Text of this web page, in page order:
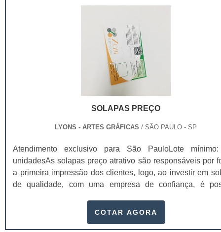
rótulos são utilizados em diversos produtos. Entre os
O material utilizado para a fabricação dos rótulos é
muito variado, uma vez que os produtos podem exigir
características, como as embalagens que molham. Para
rótulos que desempenhem seus benefícios da melhor
essencial contar com uma empresa especializada,
aparência e para chamar a atenção dos compradores.
SOLAPAS PREÇO
LYONS - ARTES GRÁFICAS / SÃO PAULO - SP
Atendimento exclusivo para São PauloLote
unidadesAs solapas preço atrativo são responsáveis por
a primeira impressão dos clientes, logo, ao investir em
de qualidade, com uma empresa de confiança, é
valores da marca estarão presentes naquele material.
COTAR AGORA